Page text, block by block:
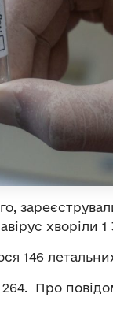
хворіли
146
264. Про